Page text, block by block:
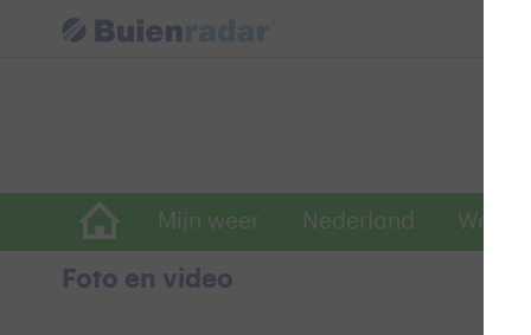
Mijn weer Nederland
Foto en video